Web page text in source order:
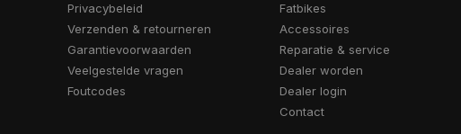
Privacybeleid
Verzenden & retourneren
Garantievoorwaarden
Veelgestelde vragen
Foutcodes
Fatbikes
Accessoires
Reparatie & service
Dealer worden
Dealer login
Contact